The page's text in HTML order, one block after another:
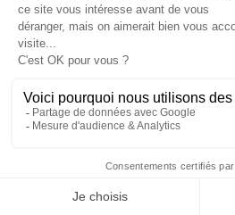
CONTENU
Initiation Whisky à Domicile
Apprenez les bases sur le
Dégustation de 6 produits
Attention: pas de vente
Mon EVG à Lyon